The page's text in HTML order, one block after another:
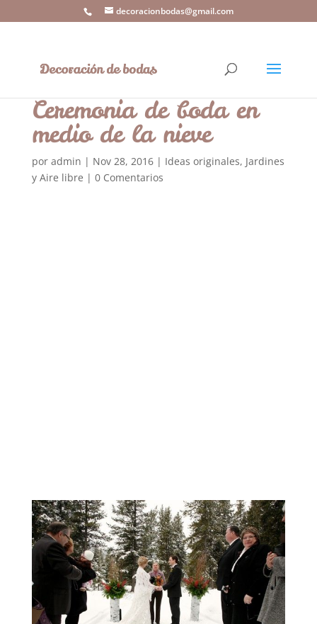
decoracionbodas@gmail.com
Ceremonia de boda en
medio de la nieve
por admin | Nov 28, 2016| Ideas originales, Jardines
y Aire libre | 0 Comentarios